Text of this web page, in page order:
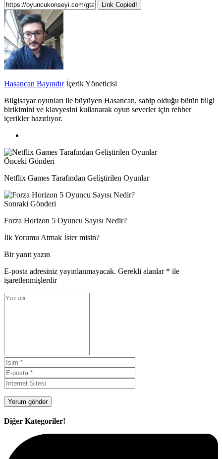
Link Copied!
Hasancan Bayındır İçerik Yöneticisi
Bilgisayar oyunları ile büyüyen Hasancan, sahip olduğu bütün bilgi
birikimini ve klavyesini kullanarak oyun severler için rehber
içerikler hazırlıyor.
Önceki Gönderi
Netflix Games Tarafından Geliştirilen Oyunlar
Sonraki Gönderi
Forza Horizon 5 Oyuncu Sayısı Nedir?
İlk Yorumu Atmak İster misin?
Bir yanıt yazın
E-posta adresiniz yayınlanmayacak. Gerekli alanlar * ile
işaretlenmişlerdir
Diğer Kategoriler!